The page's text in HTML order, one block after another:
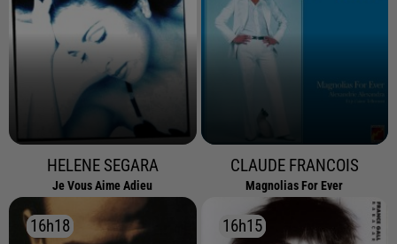
HELENE SEGARA
Je Vous Aime Adieu
CLAUDE FRANCOIS
Magnolias For Ever
16h18
16h18 16h15
16h15